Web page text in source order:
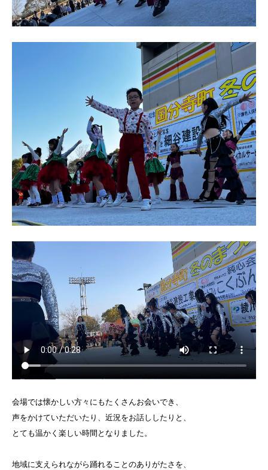
会場では懐かしい方々にもたくさんお会いでき、
声をかけていただいたり、近況をお話ししたりと、
とても温かく楽しい時間となりました。
地域に支えられながら踊れることのありがたさを、